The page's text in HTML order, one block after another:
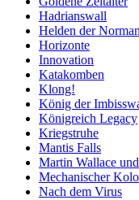
Hadrianswall
Helden der
Horizonte
Innovation
Katakomben
Klong!
König der
Königreich Legacy
Kriegstruhe
Mantis Falls
Martin Wallace
Mechanischer
Nach dem Virus